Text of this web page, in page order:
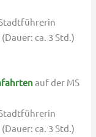
ca. 3 Std.)
auf der MS
ca. 3 Std.)